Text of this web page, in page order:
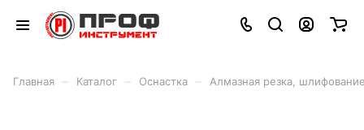
Главная Каталог Оснастка Алмазная резка,